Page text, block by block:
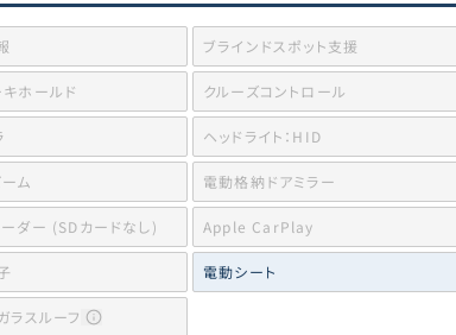
ブラインドスポット支援
ホールド クルーズコントロール
ヘッドライト：HID
ム 電動格納ドアミラー
ーダー (SDカードなし) Apple CarPlay
電動シート
ラスルーフ